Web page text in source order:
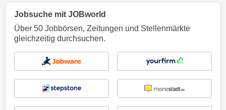
Jobsuche mit JOBworld
Über 50 Jobbörsen, Zeitungen und Stellenmärkte
gleichzeitig durchsuchen.